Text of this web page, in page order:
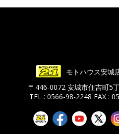
モトハウス安城
〒446-0072 安城市住吉町5
TEL : 0566-98-2248 FAX :